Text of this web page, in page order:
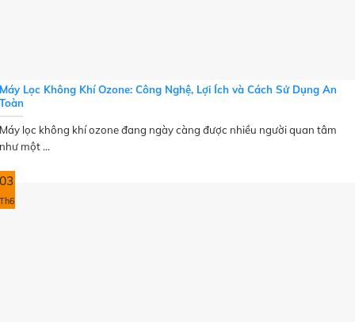
Máy Lọc Không Khí Ozone: Công Nghệ, Lợi Ích và Cách Sử Dụng An
Toàn
Máy lọc không khí ozone đang ngày càng được nhiều người quan tâm
như một ...
03
Th6